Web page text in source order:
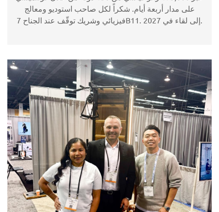
على مدار أربعة أيام. شكراً لكل صاحب استوديو ومعالج
فيزيائي وشريك توقّف عند الجناح 7B11. إلى لقاء في 2027.